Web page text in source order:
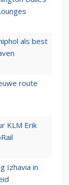
als best
route
KLM Erik
Izhavia in